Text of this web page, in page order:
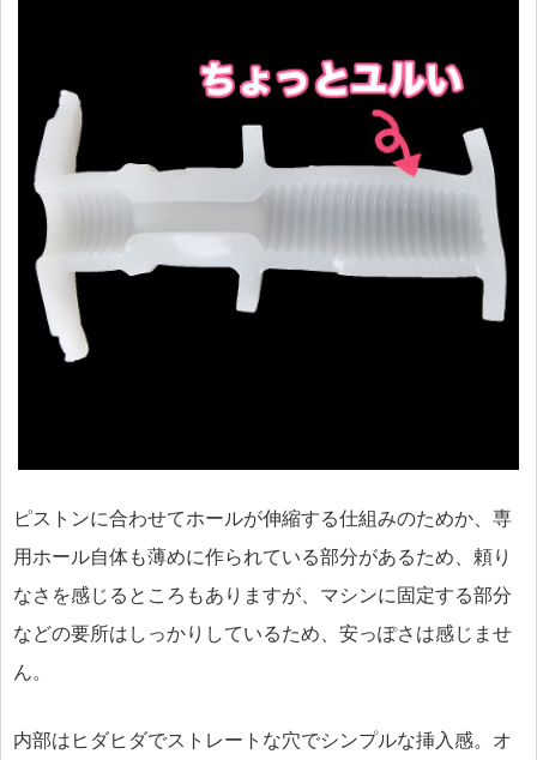
ピストンに合わせてホールが伸縮する仕組みのためか、専
用ホール自体も薄めに作られている部分があるため、頼り
なさを感じるところもありますが、マシンに固定する部分
などの要所はしっかりしているため、安っぽさは感じませ
ん。
内部はヒダヒダでストレートな穴でシンプルな挿入感。オ